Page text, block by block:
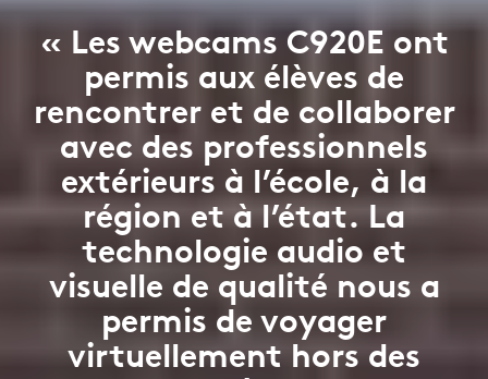
« Les webcams C920E ont
permis aux élèves de
rencontrer et de collaborer
avec des professionnels
extérieurs à l’école, à la
région et à l’état. La
technologie audio et
visuelle de qualité nous a
permis de voyager
virtuellement hors des